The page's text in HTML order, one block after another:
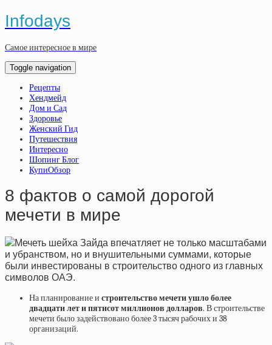
Infodays
Самое интересное в мире
Toggle navigation
Рецепты
Хендмейд
Дом и Сад
Здоровье
Женский Гид
Путешествия
Интересно
Шопинг Блог
КупиОбзор
8 фактов о самой дорогой
мечети в мире
Мечеть шейха Зайда впечатляет не только масштабами
и убранством, но и внушительными суммами, которые
были инвестированы в строительство одного из главных
символов ОАЭ.
На планирование и строительство мечети ушло более
двадцати лет и пятисот миллионов долларов. В строительстве
мечети было задействовано более 3 тысяч рабочих и 38
организаций.